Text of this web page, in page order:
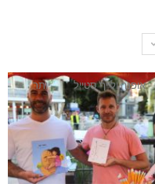
אופנה ולייף סטייל יותר